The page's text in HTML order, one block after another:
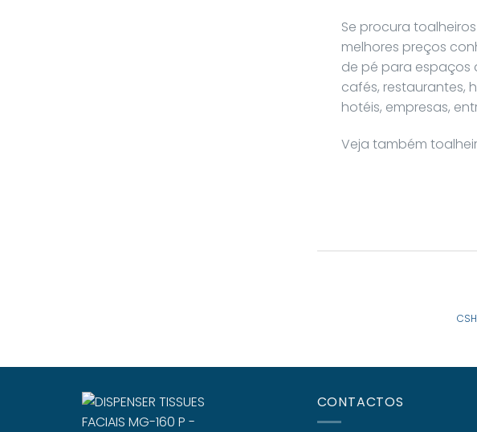
Se procura
melhores preços
de pé para espaços
cafés, restaurantes,
hotéis, empresas,
Veja também
CSH
CONTACTOS